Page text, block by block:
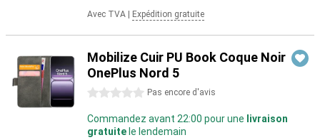
Avec TVA Expédition gratuite
Mobilize Cuir PU Book Coque Noir
OnePlus Nord 5
0 étoiles Pas encore d'avis
Commandez avant 22:00 pour une livraison
gratuite le lendemain